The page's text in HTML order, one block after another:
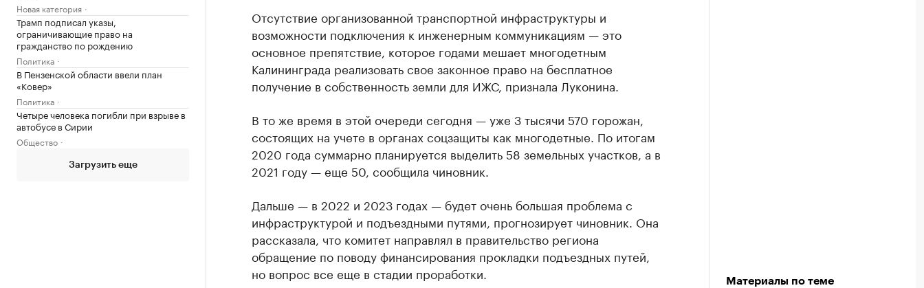
Новая категория
Трамп подписал указы,
ограничивающие право на
гражданство по рождению
Политика
В Пензенской области ввели план
«Ковер»
Политика
Четыре человека погибли при взрыве в
автобусе в Сирии
Общество
Загрузить еще
Отсутствие организованной транспортной инфраструктуры и
возможности подключения к инженерным коммуникациям — это
основное препятствие, которое годами мешает многодетным
Калининграда реализовать свое законное право на бесплатное
получение в собственность земли для ИЖС, признала Луконина.
В то же время в этой очереди сегодня — уже 3 тысячи 570 горожан,
состоящих на учете в органах соцзащиты как многодетные. По итогам
2020 года суммарно планируется выделить 58 земельных участков, а в
2021 году — еще 50, сообщила чиновник.
Дальше — в 2022 и 2023 годах — будет очень большая проблема с
инфраструктурой и подъездными путями, прогнозирует чиновник. Она
рассказала, что комитет направлял в правительство региона
обращение по поводу финансирования прокладки подъездных путей,
но вопрос все еще в стадии проработки.
Материалы по теме